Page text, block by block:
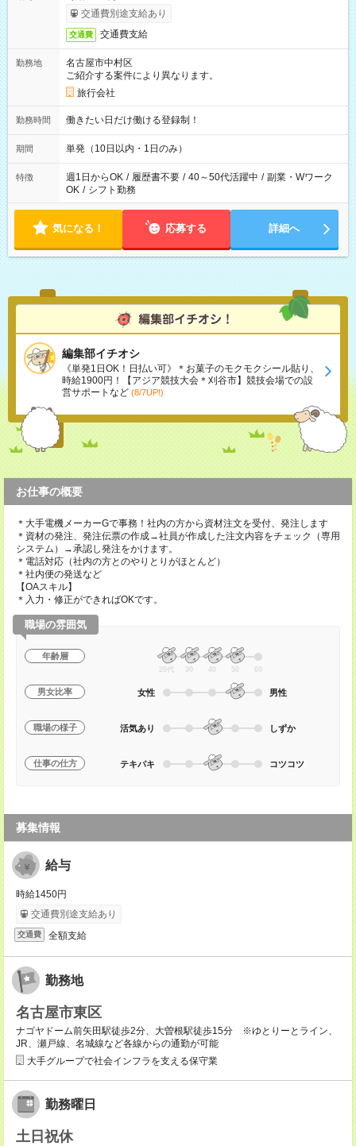
交通費別途支給あり
交通費 交通費支給
勤務地
名古屋市中村区
ご紹介する案件により異なります。
旅行会社
勤務時間 働きたい日だけ働ける登録制！
期間 単発（10日以内・1日のみ）
特徴 週1日からOK / 履歴書不要 / 40～50代活躍中 / 副業・Wワーク
OK / シフト勤務
気になる！ 応募する 詳細へ
編集部イチオシ
《単発1日OK！日払い可》＊お菓子のモクモクシール貼り、
時給1900円！【アジア競技大会＊刈谷市】競技会場での設
営サポートなど (8/7UP!)
お仕事の概要
＊大手電機メーカーGで事務！社内の方から資材注文を受付、発注します
＊資材の発注、発注伝票の作成→社員が作成した注文内容をチェック（専用
システム）→承認し発注をかけます。
＊電話対応（社内の方とのやりとりがほとんど）
＊社内便の発送など
【OAスキル】
＊入力・修正ができればOKです。
職場の雰囲気
年齢層
20代 30 40 50 60
男女比率 女性 男性
職場の様子 活気あり しずか
仕事の仕方 テキパキ コツコツ
募集情報
給与
時給1450円
交通費別途支給あり
交通費 全額支給
勤務地
名古屋市東区
ナゴヤドーム前矢田駅徒歩2分、大曽根駅徒歩15分 ※ゆとりーとライン、
JR、瀬戸線、名城線など各線からの通勤が可能
大手グループで社会インフラを支える保守業
勤務曜日
土日祝休